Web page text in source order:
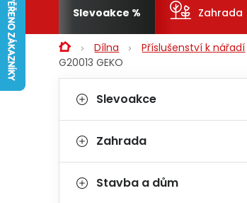
Slevoakce Zahrada
DomůDílna Příslušenství k nářadí
G20013 GEKO
Postranní panel
Kategorie
Slevoakce
Zahrada
Stavba a dům